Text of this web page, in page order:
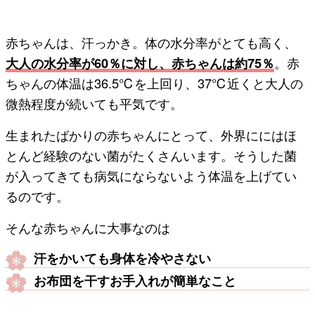
赤ちゃんは、汗っかき。体の水分率がとても高く、
大人の水分率が60％に対し、赤ちゃんは約75％。赤
ちゃんの体温は36.5℃を上回り、37℃近くと大人の
微熱程度が続いても平気です。
生まれたばかりの赤ちゃんにとって、外界ににはほ
とんど経験のない菌がたくさんいます。そうした菌
が入ってきても病気にならないよう体温を上げてい
るのです。
そんな赤ちゃんに大事なのは
汗をかいても身体を冷やさない
お布団を干すお手入れが簡単なこと